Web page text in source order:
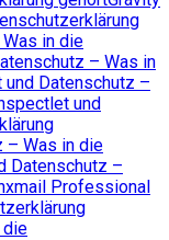
in die
– Was in
und Datenschutz –
und
– Was in die
Datenschutz –
Professional
die